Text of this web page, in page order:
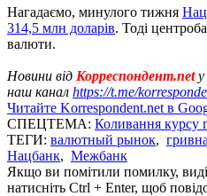
Нагадаємо, минулого тижня
314,5 млн доларів. Тоді
валюти.
Новини від Корреспондент.netу
наш канал https://t.me/
Читайте Korrespondent.net в
СПЕЦТЕМА: Коливання курсу
ТЕГИ: валютный рынок, гривна
Нацбанк, Межбанк
Якщо ви помітили помилку,
натисніть Ctrl + Enter, щоб